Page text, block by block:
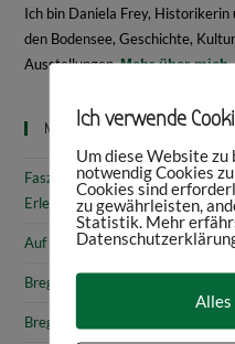
Ich bin Daniela Frey,
den Bodensee, Geschichte,
Ausstellungen.Mehr über mich
Neueste Beiträge
Faszinierende Geschichte &
Erlebnisse am Bodensee
Auf den Spuren von Annette von
Bregenz: Kirchen, Kapellen &
Bregenz: Stadtgeschichte &
Ich verwende
Um diese Website
notwendig Cookies
Cookies sind
zu gewährleisten,
Statistik. Mehr
Alles